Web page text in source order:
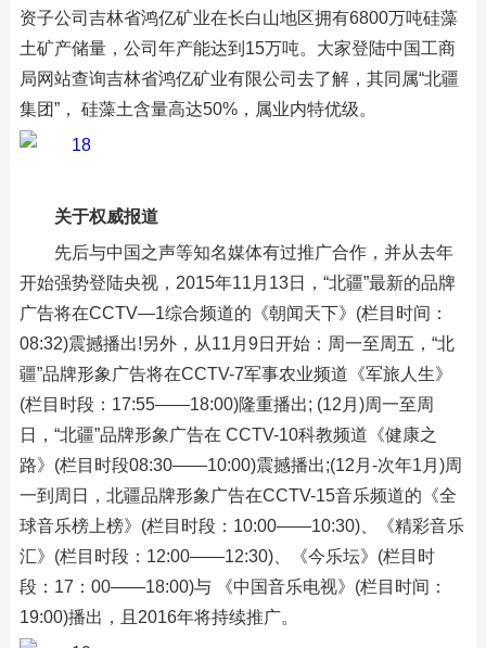
资子公司吉林省鸿亿矿业在长白山地区拥有6800万吨硅藻
土矿产储量，公司年产能达到15万吨。大家登陆中国工商
局网站查询吉林省鸿亿矿业有限公司去了解，其同属“北疆
集团”， 硅藻土含量高达50%，属业内特优级。
关于权威报道
先后与中国之声等知名媒体有过推广合作，并从去年
开始强势登陆央视，2015年11月13日，“北疆”最新的品牌
广告将在CCTV—1综合频道的《朝闻天下》(栏目时间：
08:32)震撼播出!另外，从11月9日开始：周一至周五，“北
疆”品牌形象广告将在CCTV-7军事农业频道《军旅人生》
(栏目时段：17:55——18:00)隆重播出; (12月)周一至周
日，“北疆”品牌形象广告在 CCTV-10科教频道《健康之
路》(栏目时段08:30——10:00)震撼播出;(12月-次年1月)周
一到周日，北疆品牌形象广告在CCTV-15音乐频道的《全
球音乐榜上榜》(栏目时段：10:00——10:30)、《精彩音乐
汇》(栏目时段：12:00——12:30)、《今乐坛》(栏目时
段：17：00——18:00)与 《中国音乐电视》(栏目时间：
19:00)播出，且2016年将持续推广。